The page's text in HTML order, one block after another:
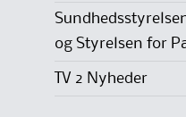
og Styrelsen for
TV 2 Nyheder